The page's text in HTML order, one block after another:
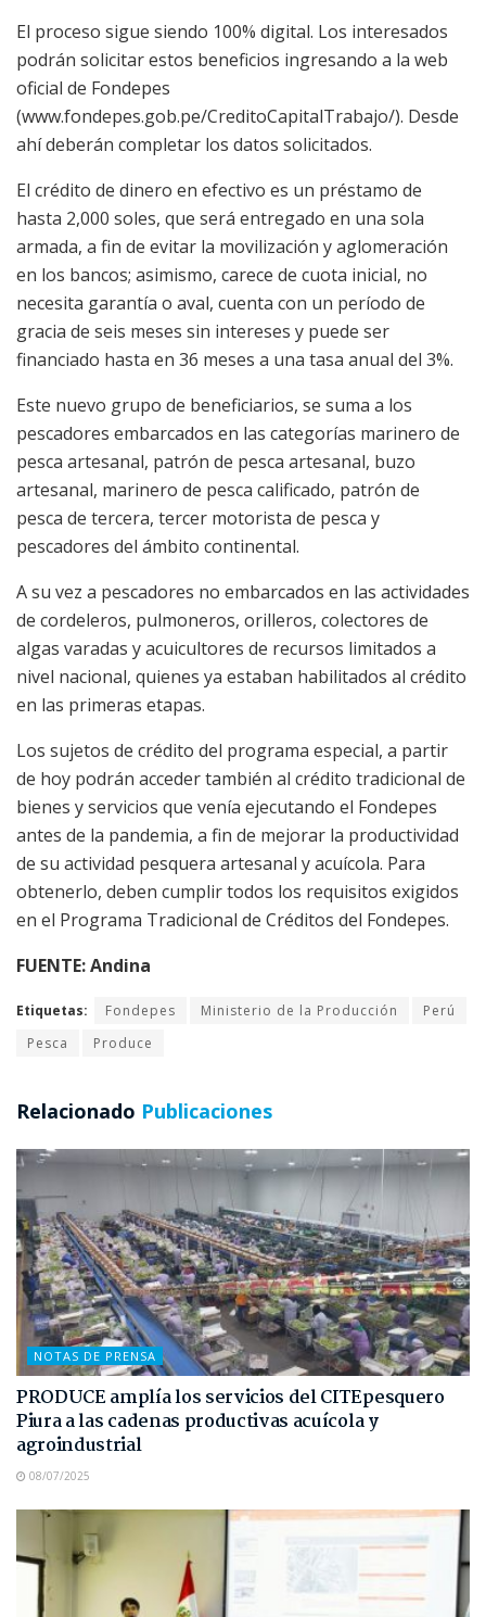
El proceso sigue siendo 100% digital. Los interesados
podrán solicitar estos beneficios ingresando a la web
oficial de Fondepes
(www.fondepes.gob.pe/CreditoCapitalTrabajo/). Desde
ahí deberán completar los datos solicitados.
El crédito de dinero en efectivo es un préstamo de
hasta 2,000 soles, que será entregado en una sola
armada, a fin de evitar la movilización y aglomeración
en los bancos; asimismo, carece de cuota inicial, no
necesita garantía o aval, cuenta con un período de
gracia de seis meses sin intereses y puede ser
financiado hasta en 36 meses a una tasa anual del 3%.
Este nuevo grupo de beneficiarios, se suma a los
pescadores embarcados en las categorías marinero de
pesca artesanal, patrón de pesca artesanal, buzo
artesanal, marinero de pesca calificado, patrón de
pesca de tercera, tercer motorista de pesca y
pescadores del ámbito continental.
A su vez a pescadores no embarcados en las actividades
de cordeleros, pulmoneros, orilleros, colectores de
algas varadas y acuicultores de recursos limitados a
nivel nacional, quienes ya estaban habilitados al crédito
en las primeras etapas.
Los sujetos de crédito del programa especial, a partir
de hoy podrán acceder también al crédito tradicional de
bienes y servicios que venía ejecutando el Fondepes
antes de la pandemia, a fin de mejorar la productividad
de su actividad pesquera artesanal y acuícola. Para
obtenerlo, deben cumplir todos los requisitos exigidos
en el Programa Tradicional de Créditos del Fondepes.
FUENTE: Andina
Etiquetas: Fondepes Ministerio de la Producción
Perú
Pesca
Produce
Relacionado Publicaciones
NOTAS DE PRENSA
PRODUCE amplía los servicios del CITEpesquero
Piura a las cadenas productivas acuícola y
agroindustrial
08/07/2025